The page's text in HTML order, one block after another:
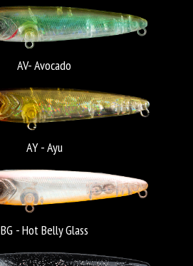
AV- Avocado
AY - Ayu
BG - Hot Belly Glass